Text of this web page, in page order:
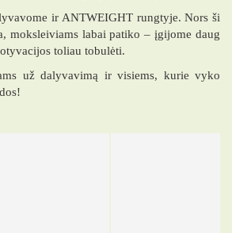
ir ANTWEIGHT rungtyje. Nors ši
moksleiviams labai patiko – įgijome daug
toliau tobulėti.
už dalyvavimą ir visiems, kurie vyko